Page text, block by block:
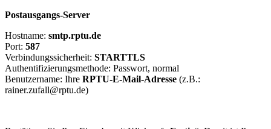
Postausgangs-Server
Hostname: smtp.rptu.de
Port: 587
Verbindungssicherheit: STARTTLS
Authentifizierungsmethode: Passwort, normal
Benutzername: Ihre RPTU-E-Mail-Adresse (z.B.:
rainer.zufall@rptu.de)